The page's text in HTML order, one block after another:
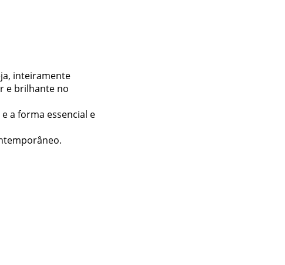
inteiramente
e brilhante no
a forma essencial e